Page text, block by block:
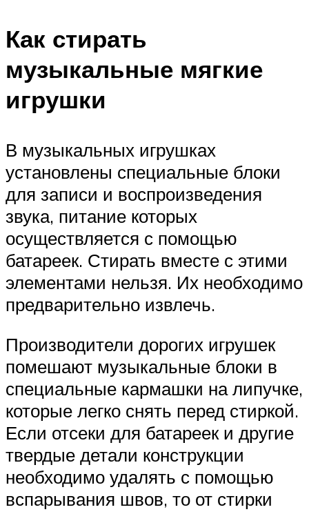
Как стирать
музыкальные мягкие
игрушки
В музыкальных игрушках
установлены специальные блоки
для записи и воспроизведения
звука, питание которых
осуществляется с помощью
батареек. Стирать вместе с этими
элементами нельзя. Их необходимо
предварительно извлечь.
Производители дорогих игрушек
помешают музыкальные блоки в
специальные кармашки на липучке,
которые легко снять перед стиркой.
Если отсеки для батареек и другие
твердые детали конструкции
необходимо удалять с помощью
вспарывания швов, то от стирки